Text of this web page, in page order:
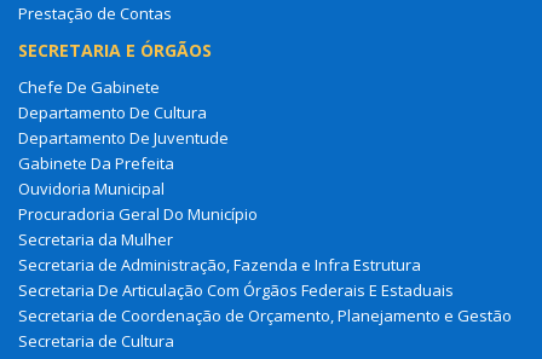
Prestação de Contas
SECRETARIA E ÓRGÃOS
Chefe De Gabinete
Departamento De Cultura
Departamento De Juventude
Gabinete Da Prefeita
Ouvidoria Municipal
Procuradoria Geral Do Município
Secretaria da Mulher
Secretaria de Administração, Fazenda e Infra Estrutura
Secretaria De Articulação Com Órgãos Federais E Estaduais
Secretaria de Coordenação de Orçamento, Planejamento e Gestão
Secretaria de Cultura